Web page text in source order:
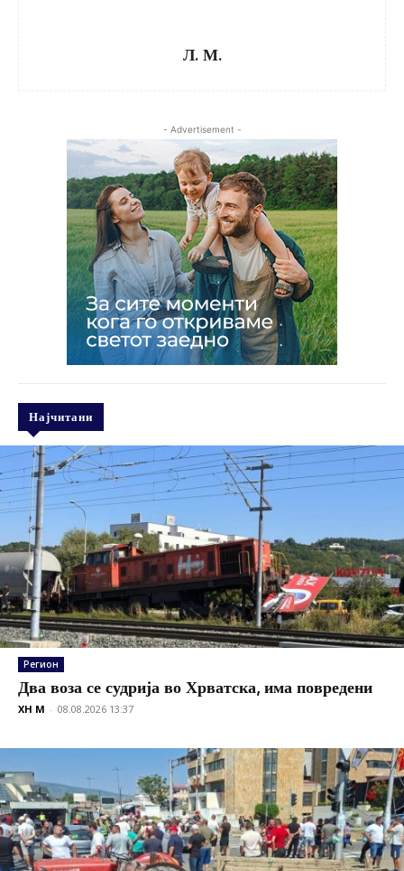
Л. М.
- Advertisement -
Најчитани
Регион
Два воза се судрија во Хрватска, има повредени
XH M - 08.08.2026 13:37